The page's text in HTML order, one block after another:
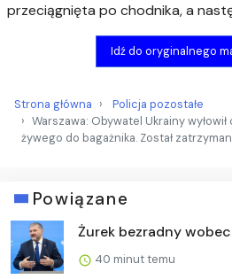
przeciągnięta po chodnika, a
Idź do oryginalnego
Strona główna
Policja pozostałe
Warszawa: Obywatel Ukrainy
żywego do bagażnika. Został
Powiązane
Żurek bezradny
40 minut temu